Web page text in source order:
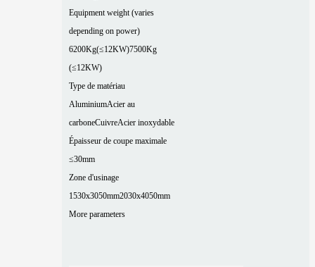
Equipment weight (varies
depending on power)
6200Kg(≤12KW)7500Kg
(≤12KW)
Type de matériau
AluminiumAcier au
carboneCuivreAcier inoxydable
Épaisseur de coupe maximale
≤30mm
Zone d'usinage
1530x3050mm2030x4050mm
More parameters